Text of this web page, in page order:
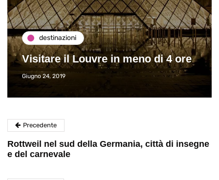
destinazioni
Visitare il Louvre in meno di 4 ore
Giugno 24, 2019
Precedente
Rottweil nel sud della Germania, città di insegne
e del carnevale